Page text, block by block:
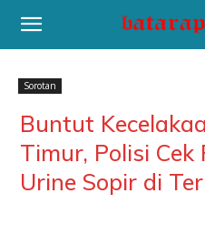
Sorotan
Buntut
Timur, Polisi Cek
Urine Sopir di